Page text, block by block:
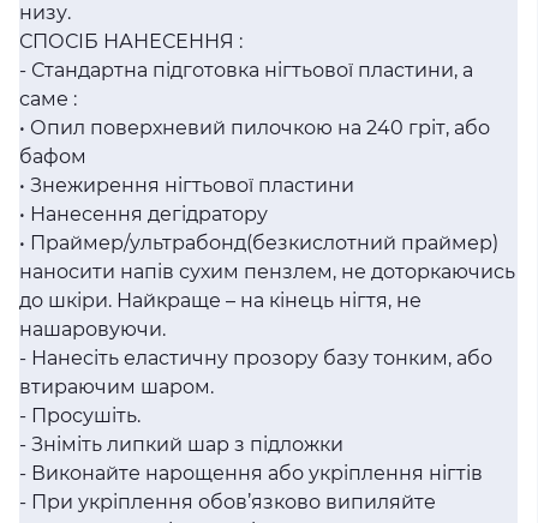
низу.
СПОСІБ НАНЕСЕННЯ :
- Стандартна підготовка нігтьової пластини, а
саме :
• Опил поверхневий пилочкою на 240 гріт, або
бафом
• Знежирення нігтьової пластини
• Нанесення дегідратору
• Праймер/ультрабонд(безкислотний праймер)
наносити напів сухим пензлем, не доторкаючись
до шкіри. Найкраще – на кінець нігтя, не
нашаровуючи.
- Нанесіть еластичну прозору базу тонким, або
втираючим шаром.
- Просушіть.
- Зніміть липкий шар з підложки
- Виконайте нарощення або укріплення нігтів
- При укріплення обов’язково випиляйте